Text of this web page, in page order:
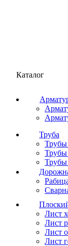
Каталог
Труба
Лист
Лист
Лист
Лист